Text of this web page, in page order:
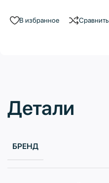
В избранное Сравнить
Детали
БРЕНД